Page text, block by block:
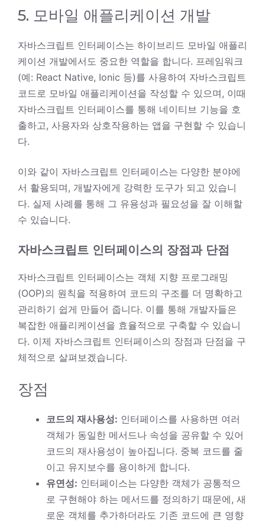
5. 모바일 애플리케이션 개발
자바스크립트 인터페이스는 하이브리드 모바일 애플리
케이션 개발에서도 중요한 역할을 합니다. 프레임워크
(예: React Native, Ionic 등)를 사용하여 자바스크립트
코드로 모바일 애플리케이션을 작성할 수 있으며, 이때
자바스크립트 인터페이스를 통해 네이티브 기능을 호
출하고, 사용자와 상호작용하는 앱을 구현할 수 있습니
다.
이와 같이 자바스크립트 인터페이스는 다양한 분야에
서 활용되며, 개발자에게 강력한 도구가 되고 있습니
다. 실제 사례를 통해 그 유용성과 필요성을 잘 이해할
수 있습니다.
자바스크립트 인터페이스의 장점과 단점
자바스크립트 인터페이스는 객체 지향 프로그래밍
(OOP)의 원칙을 적용하여 코드의 구조를 더 명확하고
관리하기 쉽게 만들어 줍니다. 이를 통해 개발자들은
복잡한 애플리케이션을 효율적으로 구축할 수 있습니
다. 이제 자바스크립트 인터페이스의 장점과 단점을 구
체적으로 살펴보겠습니다.
장점
코드의 재사용성: 인터페이스를 사용하면 여러
객체가 동일한 메서드나 속성을 공유할 수 있어
코드의 재사용성이 높아집니다. 중복 코드를 줄
이고 유지보수를 용이하게 합니다.
유연성: 인터페이스는 다양한 객체가 공통적으
로 구현해야 하는 메서드를 정의하기 때문에, 새
로운 객체를 추가하더라도 기존 코드에 큰 영향